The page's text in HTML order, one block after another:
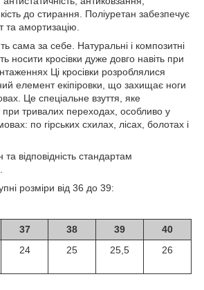
до стирання. Поліуретан забезпечує
та амортизацію.
сама за себе. Натуральні і композитні
носити кросівки дуже довго навіть при
Ці кросівки розроблялися
елемент екіпіровки, що захищає ноги
Це спеціальне взуття, яке
тривалих переходах, особливо у
по гірських схилах, лісах, болотах і
відповідність стандартам
розміри від 36 до 39:
37 38 39
40
24 25 25,5 26